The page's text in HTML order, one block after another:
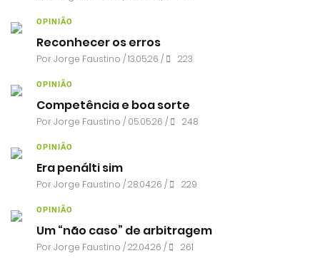
OPINIÃO
Reconhecer os erros
PorJorge Faustino / 13.05.26 / 223
OPINIÃO
Competência e boa sorte
PorJorge Faustino / 05.05.26 / 248
OPINIÃO
Era penálti sim
PorJorge Faustino / 28.04.26 / 229
OPINIÃO
Um “não caso” de arbitragem
PorJorge Faustino / 22.04.26 / 261